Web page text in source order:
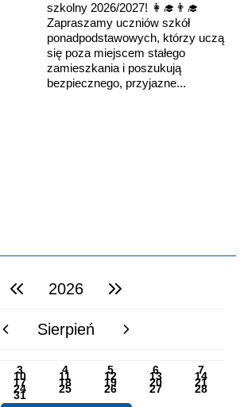
szkolny 2026/2027! 👩‍🎓👨‍🎓
Zapraszamy uczniów szkół
ponadpodstawowych, którzy uczą
się poza miejscem stałego
zamieszkania i poszukują
bezpiecznego, przyjazne...
poprzedni rok2026 następny rok
poprzedni miesiącSierpień następny miesiąc
3 4 5 6 7
10 11 12 13 14
17 18 19 20 21
24 25 26 27 28
31